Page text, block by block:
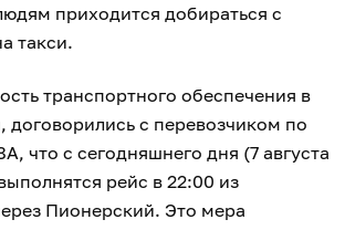
приходится добираться с
такси.
транспортного обеспечения в
договорились с перевозчиком по
что с сегодняшнего дня (7 августа
рейс в 22:00 из
Пионерский. Это мера